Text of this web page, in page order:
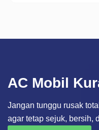
AC Mobil
Jangan tunggu rusak
agar tetap sejuk, bersih,